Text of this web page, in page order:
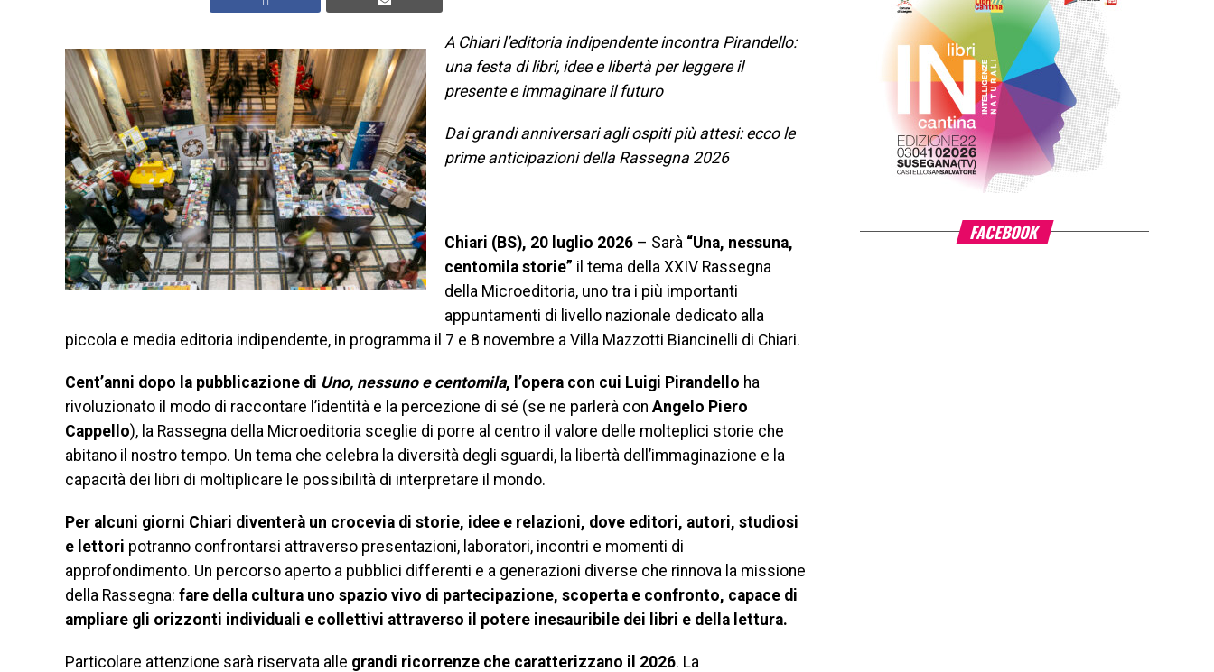
A Chiari l’editoria indipendente incontra Pirandello:
una festa di libri, idee e libertà per leggere il
presente e immaginare il futuro
Dai grandi anniversari agli ospiti più attesi: ecco le
prime anticipazioni della Rassegna 2026
Chiari (BS), 20 luglio 2026 – Sarà “Una, nessuna,
centomila storie” il tema della XXIV Rassegna
della Microeditoria, uno tra i più importanti
appuntamenti di livello nazionale dedicato alla
piccola e media editoria indipendente, in programma il 7 e 8 novembre a Villa Mazzotti Biancinelli di Chiari.
Cent’anni dopo la pubblicazione di Uno, nessuno e centomila, l’opera con cui Luigi Pirandello ha
rivoluzionato il modo di raccontare l’identità e la percezione di sé (se ne parlerà con Angelo Piero
Cappello), la Rassegna della Microeditoria sceglie di porre al centro il valore delle molteplici storie che
abitano il nostro tempo. Un tema che celebra la diversità degli sguardi, la libertà dell’immaginazione e la
capacità dei libri di moltiplicare le possibilità di interpretare il mondo.
Per alcuni giorni Chiari diventerà un crocevia di storie, idee e relazioni, dove editori, autori, studiosi
e lettori potranno confrontarsi attraverso presentazioni, laboratori, incontri e momenti di
approfondimento. Un percorso aperto a pubblici differenti e a generazioni diverse che rinnova la missione
della Rassegna: fare della cultura uno spazio vivo di partecipazione, scoperta e confronto, capace di
ampliare gli orizzonti individuali e collettivi attraverso il potere inesauribile dei libri e della lettura.
Particolare attenzione sarà riservata alle grandi ricorrenze che caratterizzano il 2026. La
FACEBOOK